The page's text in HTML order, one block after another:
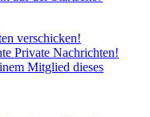
verschicken!
Private Nachrichten!
Mitglied dieses